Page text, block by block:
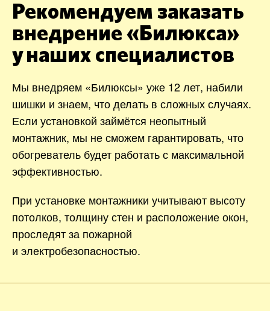
Рекомендуем заказать
внедрение «Билюкса»
у наших специалистов
Мы внедряем «Билюксы» уже 12 лет, набили
шишки и знаем, что делать в сложных случаях.
Если установкой займётся неопытный
монтажник, мы не сможем гарантировать, что
обогреватель будет работать с максимальной
эффективностью.
При установке монтажники учитывают высоту
потолков, толщину стен и расположение окон,
проследят за пожарной
и электробезопасностью.